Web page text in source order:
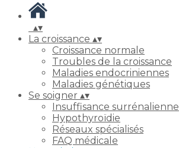
▴▾
La croissance ▴▾
Croissance normale
Troubles de la croissance
Maladies endocriniennes
Maladies génétiques
Se soigner ▴▾
Insuffisance surrénalienne
Hypothyroïdie
Réseaux spécialisés
FAQ médicale